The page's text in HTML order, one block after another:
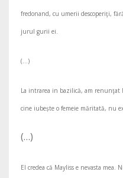
fredonand, cu umerii descoperiţi,
jurul gurii ei.
(…)
La intrarea in bazilică, am
cine iubește o femeie măritată, nu
(…)
El credea că Mayliss e nevasta mea.